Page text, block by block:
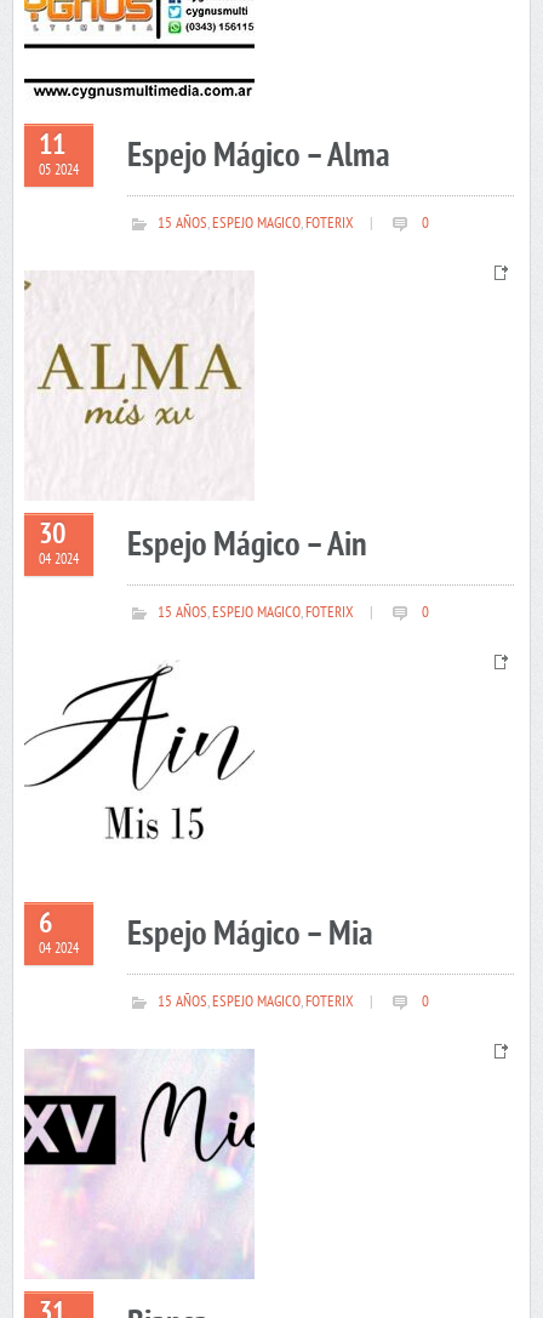
11
05 2024 Espejo Mágico – Alma
15 AÑOS,ESPEJO MAGICO,FOTERIX 0
30
04 2024 Espejo Mágico – Ain
15 AÑOS,ESPEJO MAGICO,FOTERIX 0
6
04 2024 Espejo Mágico – Mia
15 AÑOS,ESPEJO MAGICO,FOTERIX 0